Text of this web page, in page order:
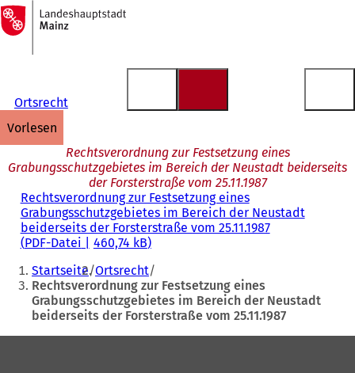
Inhalt anspringen
Zur
Startseite
Ortsrecht
vorlesen
Rechtsverordnung zur Festsetzung eines
Grabungsschutzgebietes im Bereich der Neustadt beiderseits
der Forsterstraße vom 25.11.1987
Rechtsverordnung zur Festsetzung eines
Grabungsschutzgebietes im Bereich der Neustadt
beiderseits der Forsterstraße vom 25.11.1987
PDF-Datei 460,74 kB
Sie
befinden
sich
Startseite Ortsrecht
Rechtsverordnung zur Festsetzung eines
Grabungsschutzgebietes im Bereich der Neustadt
beiderseits der Forsterstraße vom 25.11.1987